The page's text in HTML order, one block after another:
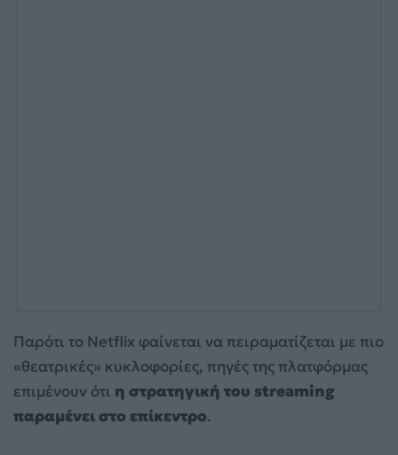
Παρότι το Netflix φαίνεται να πειραματίζεται με πιο
«θεατρικές» κυκλοφορίες, πηγές της πλατφόρμας
επιμένουν ότι η στρατηγική του streaming
παραμένει στο επίκεντρο.